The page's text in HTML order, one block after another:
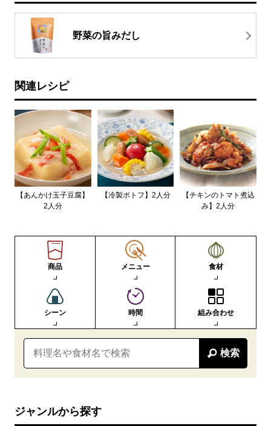
野菜の旨みだし
関連レシピ
【あんかけ玉子豆腐】
2人分
【冷製ポトフ】2人分
【チキンのトマト煮込
み】2人分
商品 メニュー 食材
シーン 時間 組み合わせ
検索
ジャンルから探す